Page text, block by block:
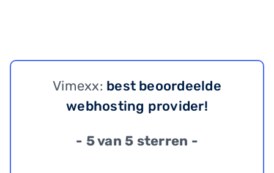
Vimexx: best beoordeelde
webhosting provider!
- 5 van 5 sterren -